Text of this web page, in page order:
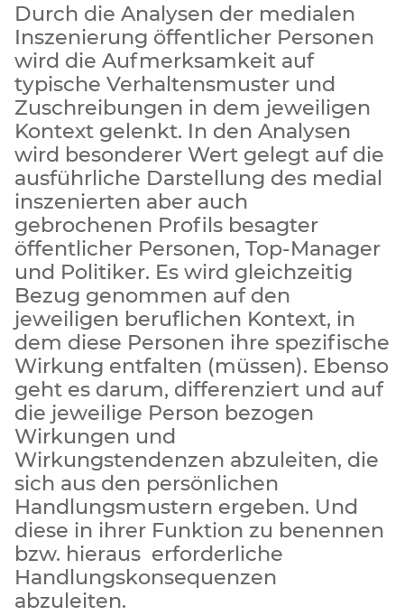
Durch die Analysen der medialen
Inszenierung öffentlicher Personen
wird die Aufmerksamkeit auf
typische Verhaltensmuster und
Zuschreibungen in dem jeweiligen
Kontext gelenkt. In den Analysen
wird besonderer Wert gelegt auf die
ausführliche Darstellung des medial
inszenierten aber auch
gebrochenen Profils besagter
öffentlicher Personen, Top-Manager
und Politiker. Es wird gleichzeitig
Bezug genommen auf den
jeweiligen beruflichen Kontext, in
dem diese Personen ihre spezifische
Wirkung entfalten (müssen). Ebenso
geht es darum, differenziert und auf
die jeweilige Person bezogen
Wirkungen und
Wirkungstendenzen abzuleiten, die
sich aus den persönlichen
Handlungsmustern ergeben. Und
diese in ihrer Funktion zu benennen
bzw. hieraus erforderliche
Handlungskonsequenzen
abzuleiten.